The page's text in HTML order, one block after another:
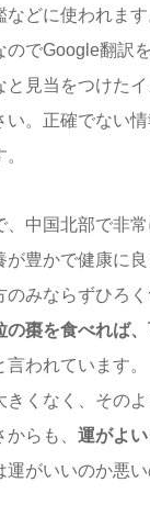
どに使われます
のでGoogle翻訳
と見当をつけた
い。正確でない
、中国北部で非
が豊かで健康に
みならずひろ
の棗を食べれば
言われています。
きくなく、その
らも、 運がよ
運がいいのか悪